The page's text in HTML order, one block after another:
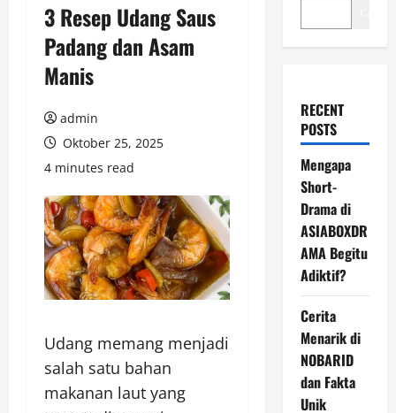
3 Resep Udang Saus
Padang dan Asam
Manis
admin
Oktober 25, 2025
4 minutes read
Udang memang menjadi
salah satu bahan
makanan laut yang
RECENT
POSTS
Mengapa
Short-
Drama di
ASIABOXDR
AMA Begitu
Adiktif?
Cerita
Menarik di
NOBARID
dan Fakta
Unik